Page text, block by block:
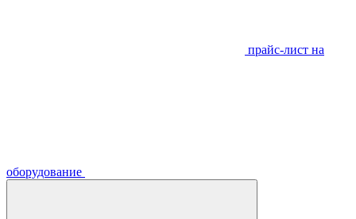
прайс-лист на
оборудование